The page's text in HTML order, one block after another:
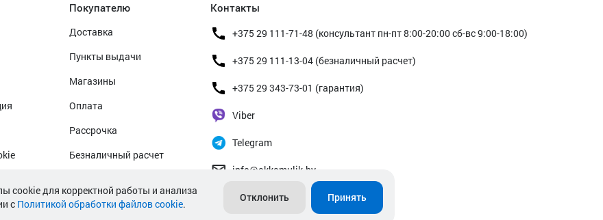
Покупателю
Доставка
Пункты выдачи
Магазины
Оплата
Рассрочка
Безналичный расчет
Гарантийное обслуживание
Контакты
+375 29 111-71-48 (консультант пн-пт 8:00-20:00 сб-вс 9:00-18:00)
+375 29 111-13-04 (безналичный расчет)
+375 29 343-73-01 (гарантия)
Viber
Telegram
info@akkamulik.by
cookie для корректной работы и анализа
с Политикой обработки файлов cookie.
Отклонить Принять